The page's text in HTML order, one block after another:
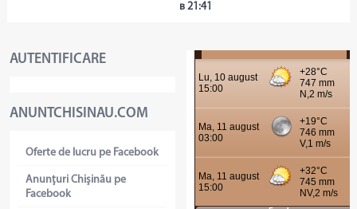
в 21:41
AUTENTIFICARE
ANUNTCHISINAU.COM
Oferte de lucru pe Facebook
Anunţuri Chişinău pe
Facebook